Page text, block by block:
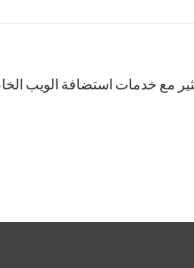
مع خدمات استضافة الويب